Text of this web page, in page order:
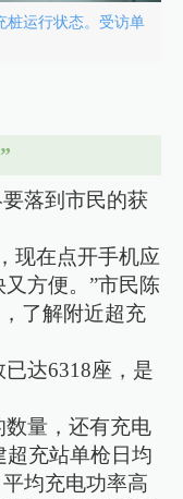
桩运行状态。受访单
落到市民的获
现在点开手机应
方便。”市民陈
了解附近超充
达6318座，是
量，还有充电
超充站单枪日均
均充电功率高